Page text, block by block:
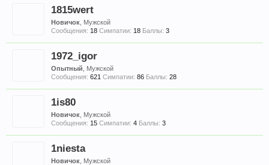
1815wert
Новичок , Мужской
Сообщения: 18 Симпатии: 18 Баллы: 3
1972_igor
Опытный , Мужской
Сообщения: 621 Симпатии: 86 Баллы: 28
1is80
Новичок , Мужской
Сообщения: 15 Симпатии: 4 Баллы: 3
1niesta
Новичок , Мужской